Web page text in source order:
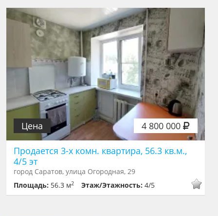
4 800 000
Цена
Продается 3-х комн. квартира, 56.3 кв.м.,
4/5 эт
город Саратов, улица Огородная, 29
Площадь: 56.3 м2 Этаж/Этажность:4/5